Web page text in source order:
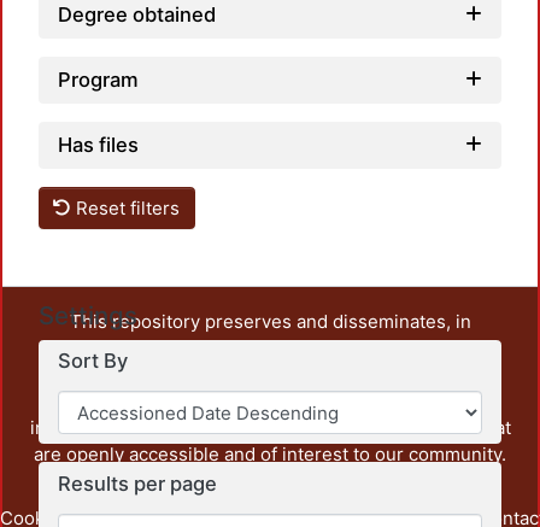
Degree obtained
Program
Has files
Reset filters
Settings
Sort By
Results per page
This repository preserves and disseminates, in
unrestricted open access, the teaching and research
output of UAM Azcapotzalco. It also includes some
administrative and graphic documents from the
institution, as well as content from other institutions that
are openly accessible and of interest to our community.
Cookie Privacy End User Send